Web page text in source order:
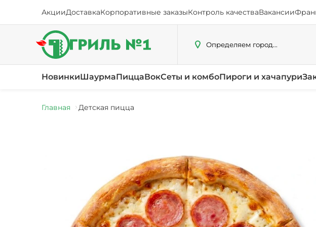
АкцииДоставкаКорпоративные заказыКонтроль качестваВакансии
Определяем город...
НовинкиШаурмаПиццаВокСеты и комбоПироги и хачапури
Главная Детская пицца